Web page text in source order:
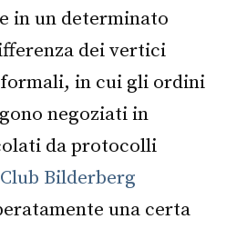
in un determinato
dei vertici
in cui gli ordini
negoziati in
da protocolli
Club Bilderberg
una certa